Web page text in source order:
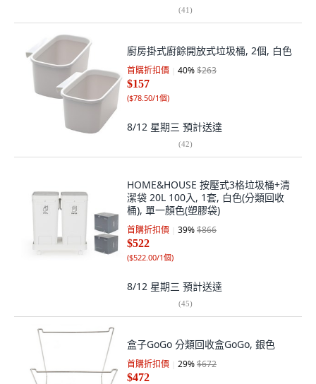
(41)
廚房掛式廚餘開放式垃圾桶, 2個, 白色
首購折扣價 40%$263
$157
($78.50/1個)
8/12 星期三 預計送達
(42)
HOME&HOUSE 按壓式3格垃圾桶+清
潔袋 20L 100入, 1套, 白色(分類回收
桶), 單一顏色(塑膠袋)
首購折扣價 39%$866
$522
($522.00/1個)
8/12 星期三 預計送達
(45)
盒子GoGo 分類回收盒GoGo, 銀色
首購折扣價 29%$672
$472